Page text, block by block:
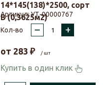
14*145(138)*2500, сорт
В (0,3625м2)
Артикул:УТ-00000767
Кол-во
– +
от 283 ₽ / шт
Купить в один клик